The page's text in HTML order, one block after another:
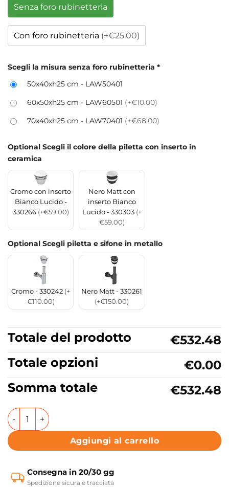
Senza foro rubinetteria
Con foro rubinetteria (+€25.00)
Scegli la misura senza foro rubinetteria *
50x40xh25 cm - LAW50401
60x50xh25 cm - LAW60501 (+€10.00)
70x40xh25 cm - LAW70401 (+€68.00)
Optional Scegli il colore della piletta con inserto in
ceramica
Cromo con inserto
Bianco Lucido -
330266 (+€59.00)
Nero Matt con
inserto Bianco
Lucido - 330303 (+
€59.00)
Optional Scegli piletta e sifone in metallo
Cromo - 330242 (+
€110.00)
Nero Matt - 330261
(+€150.00)
Totale del prodotto
€532.48
Totale opzioni
€0.00
Somma totale
€532.48
Lavabo bagno o lavanderia in ceramica Colavene
Aggiungi al carrello
Consegna in 20/30 gg
Spedizione sicura e tracciata